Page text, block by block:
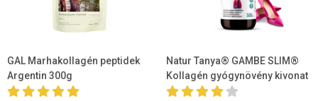
GAL Marhakollagén peptidek
Argentin 300g
Natur Tanya® GAMBE SLIM®
Kollagén gyógynövény kivonat
500ml